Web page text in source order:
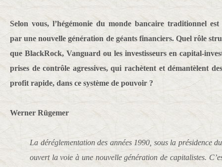
Selon vous, l’hégémonie du monde bancaire traditionnel est
par une nouvelle génération de géants financiers. Quel rôle
que BlackRock, Vanguard ou les investisseurs en capital-
prises de contrôle agressives, qui rachètent et démantèlent
profit rapide, dans ce système de pouvoir ?
Werner Rügemer
La déréglementation des années 1990, sous la présidence
ouvert la voie à une nouvelle génération de capitalistes.